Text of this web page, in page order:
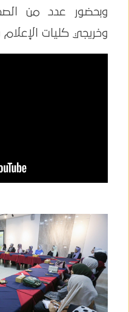
وبحضور عدد من
وخريجي كليات